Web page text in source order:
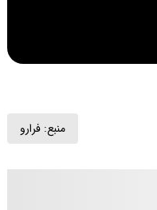
منبع: فرارو